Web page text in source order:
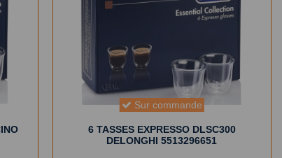
Sur commande
6 TASSES EXPRESSO DLSC300
DELONGHI 5513296651